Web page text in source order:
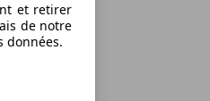
et retirer
de notre
données.